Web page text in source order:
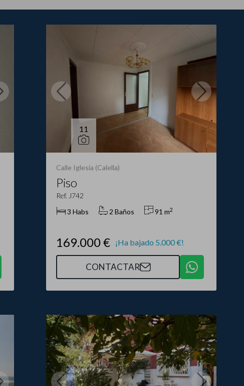
11
Calle Iglesia (Calella)
Piso
Ref. J742
3 Habs
2 Baños 91 m2
169.000 € ¡Ha bajado 5.000 €!
CONTACTAR